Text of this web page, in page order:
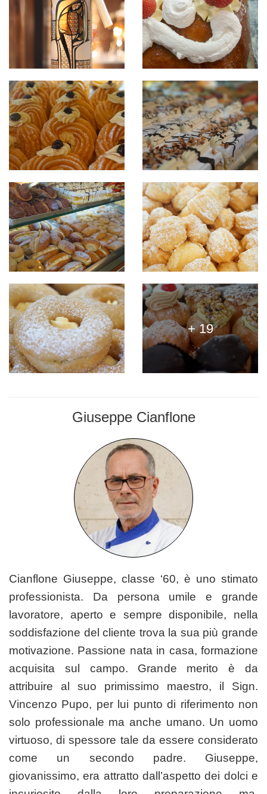
+ 19
Giuseppe Cianflone
PASTICCERE
Cianflone Giuseppe, classe ‘60, è uno stimato
professionista. Da persona umile e grande
lavoratore, aperto e sempre disponibile, nella
soddisfazione del cliente trova la sua più grande
motivazione. Passione nata in casa, formazione
acquisita sul campo. Grande merito è da
attribuire al suo primissimo maestro, il Sign.
Vincenzo Pupo, per lui punto di riferimento non
solo professionale ma anche umano. Un uomo
virtuoso, di spessore tale da essere considerato
come un secondo padre. Giuseppe,
giovanissimo, era attratto dall’aspetto dei dolci e